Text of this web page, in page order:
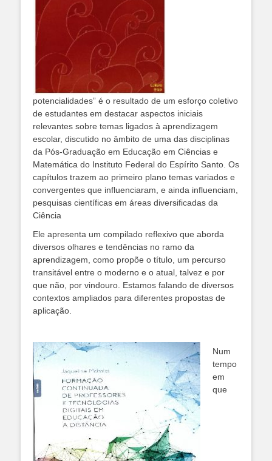
potencialidades” é o resultado de um esforço coletivo
de estudantes em destacar aspectos iniciais
relevantes sobre temas ligados à aprendizagem
escolar, discutido no âmbito de uma das disciplinas
da Pós-Graduação em Educação em Ciências e
Matemática do Instituto Federal do Espírito Santo. Os
capítulos trazem ao primeiro plano temas variados e
convergentes que influenciaram, e ainda influenciam,
pesquisas científicas em áreas diversificadas da
Ciência
Ele apresenta um compilado reflexivo que aborda
diversos olhares e tendências no ramo da
aprendizagem, como propõe o título, um percurso
transitável entre o moderno e o atual, talvez e por
que não, por vindouro. Estamos falando de diversos
contextos ampliados para diferentes propostas de
aplicação.
Num
tempo
em
que